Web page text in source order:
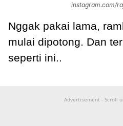
instagram.com/
Nggak pakai lama,
mulai dipotong. Dan
seperti ini..
Advertisement - Scroll